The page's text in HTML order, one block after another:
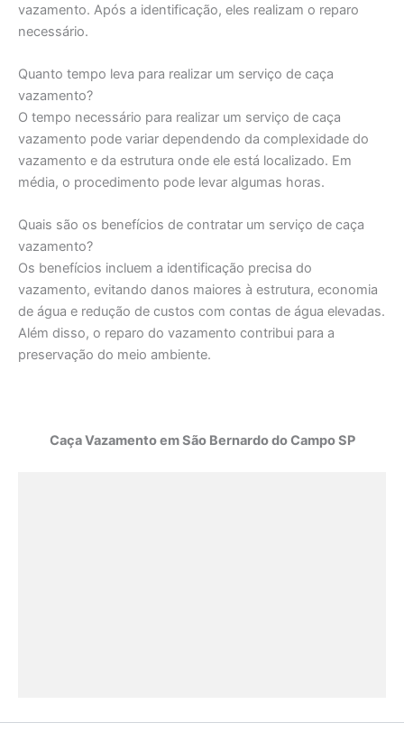
vazamento. Após a identificação, eles realizam o reparo
necessário.
Quanto tempo leva para realizar um serviço de caça
vazamento?
O tempo necessário para realizar um serviço de caça
vazamento pode variar dependendo da complexidade do
vazamento e da estrutura onde ele está localizado. Em
média, o procedimento pode levar algumas horas.
Quais são os benefícios de contratar um serviço de caça
vazamento?
Os benefícios incluem a identificação precisa do
vazamento, evitando danos maiores à estrutura, economia
de água e redução de custos com contas de água elevadas.
Além disso, o reparo do vazamento contribui para a
preservação do meio ambiente.
Caça Vazamento em São Bernardo do Campo SP